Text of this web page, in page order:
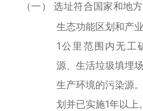
（一）选址符合国家和地
生态功能区划和产
1公里范围内无工
源、生活垃圾填埋
生产环境的污染源
划并已实施1年以上。